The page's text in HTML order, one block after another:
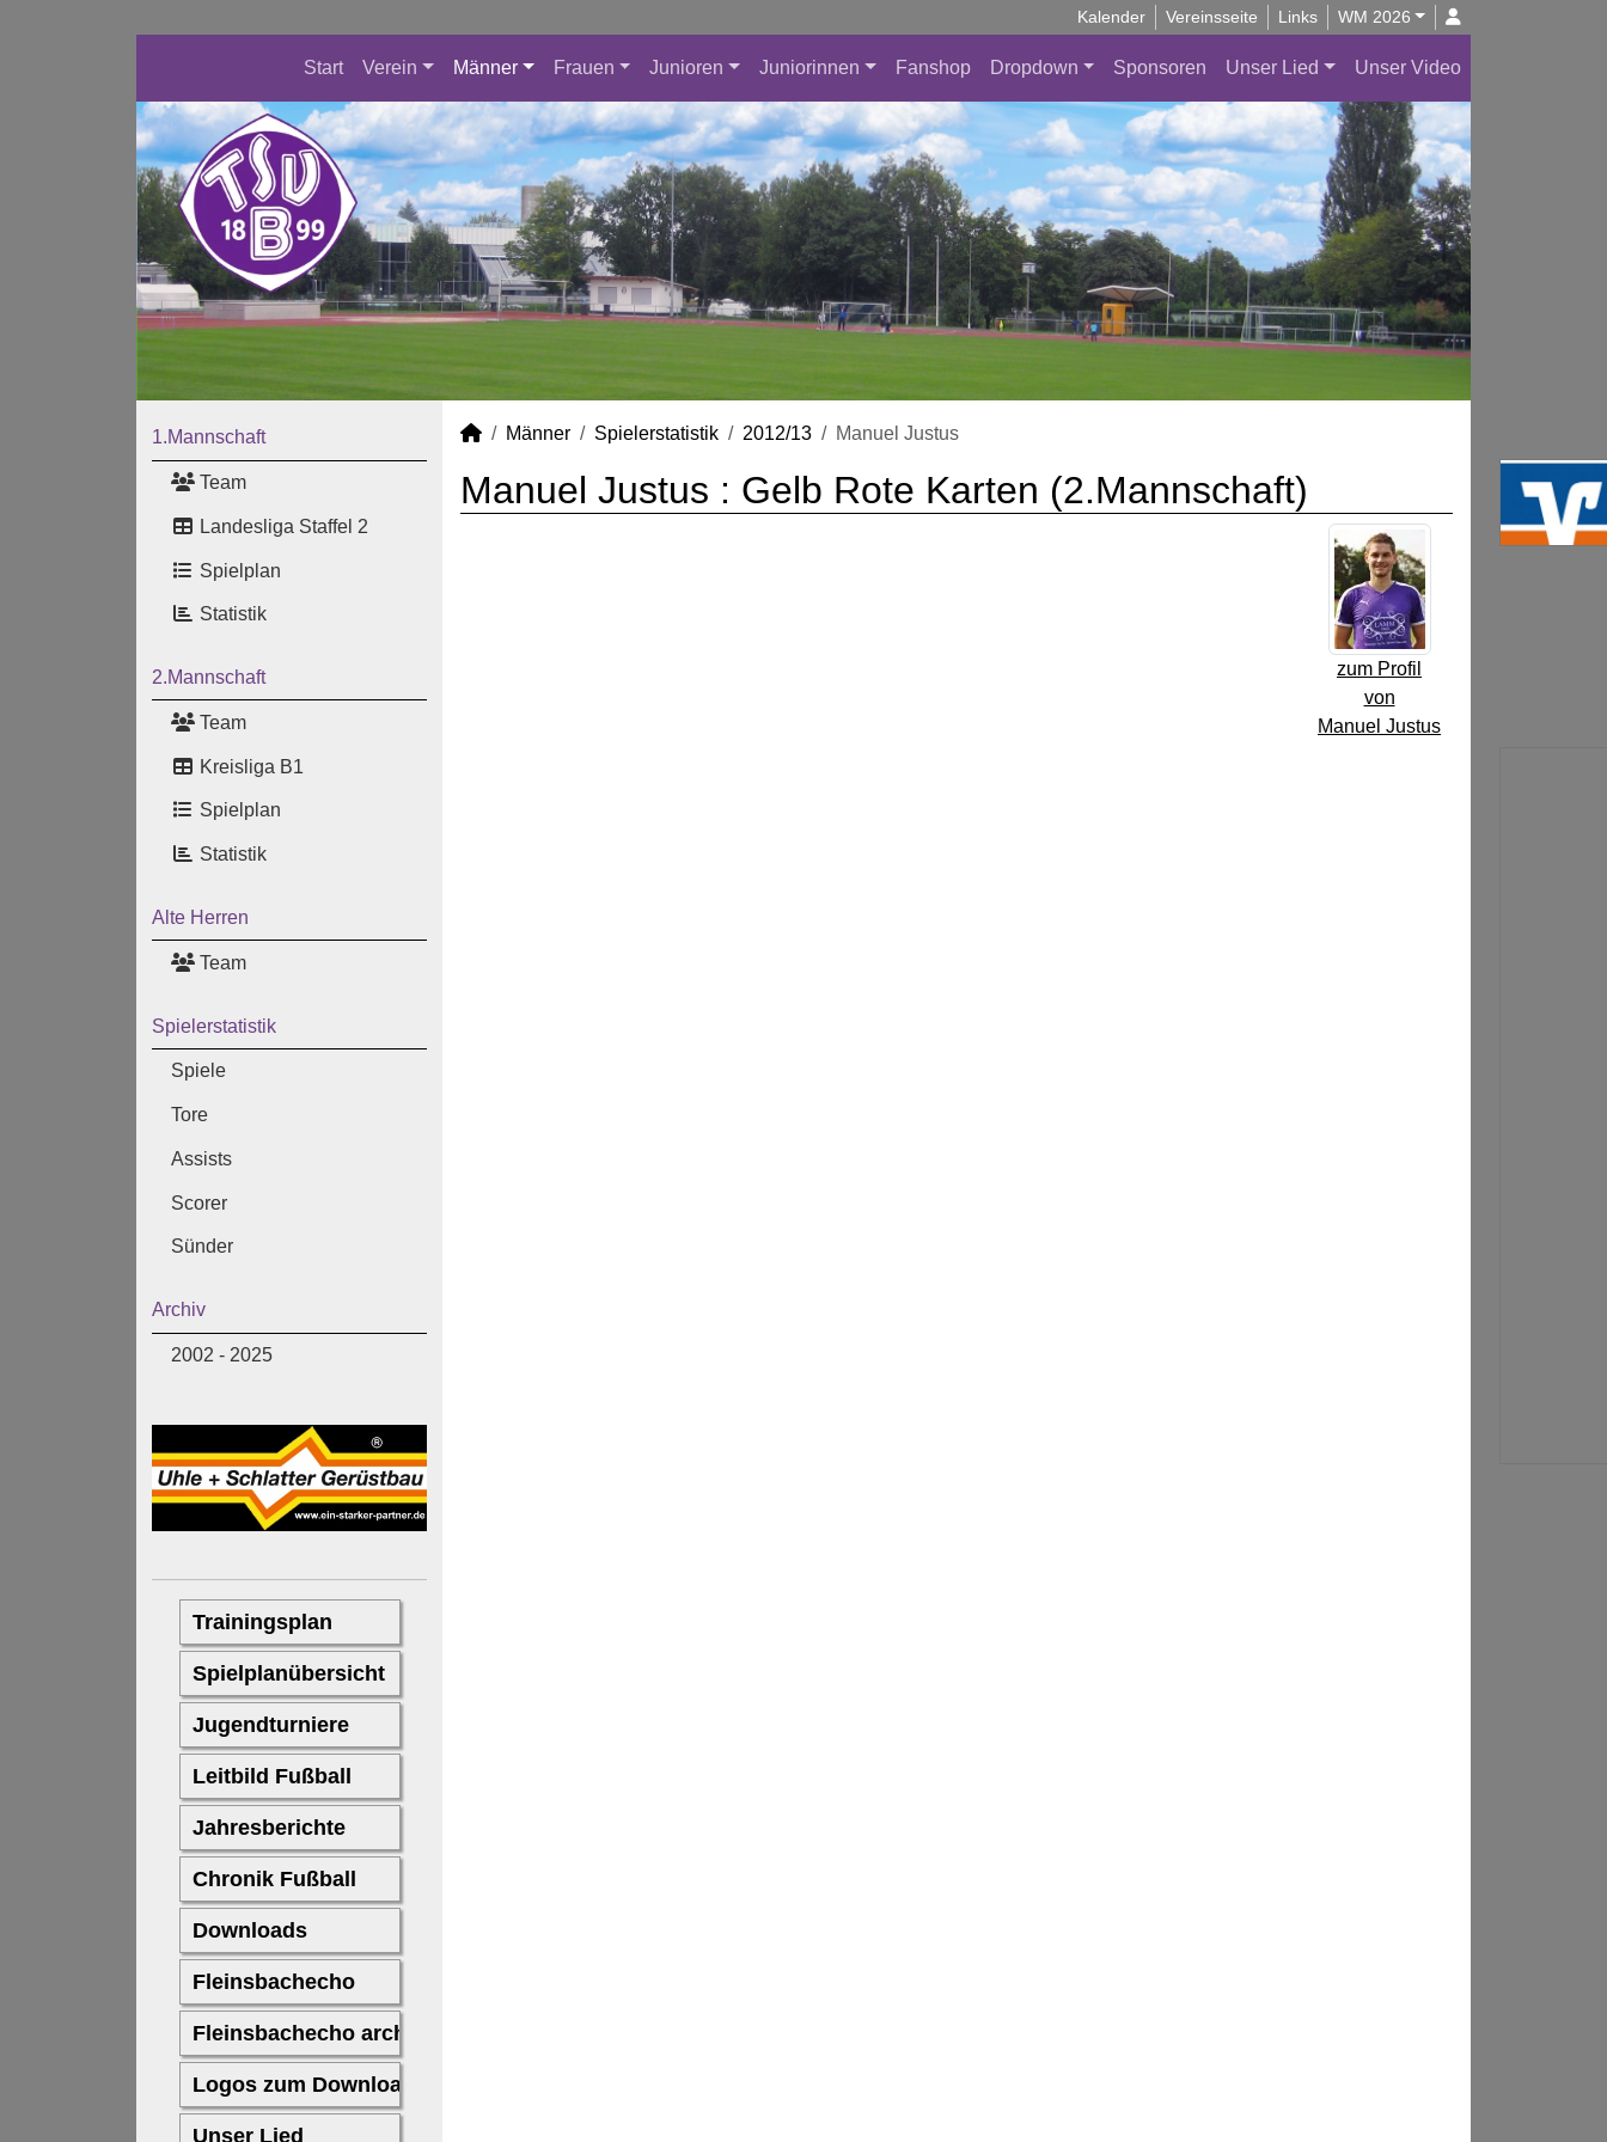
Kalender Vereinsseite Links WM 2026
Start Verein Männer Frauen Junioren Juniorinnen Fanshop Dropdown Sponsoren Unser Lied Unser Video
1.Mannschaft
Team
Landesliga Staffel 2
Spielplan
Statistik
2.Mannschaft
Team
Kreisliga B1
Spielplan
Statistik
Alte Herren
Team
Spielerstatistik
Spiele
Tore
Assists
Scorer
Sünder
Archiv
2002 - 2025
Männer Spielerstatistik 2012/13 Manuel Justus
Manuel Justus : Gelb Rote Karten (2.Mannschaft)
zum Profil
von
Manuel Justus